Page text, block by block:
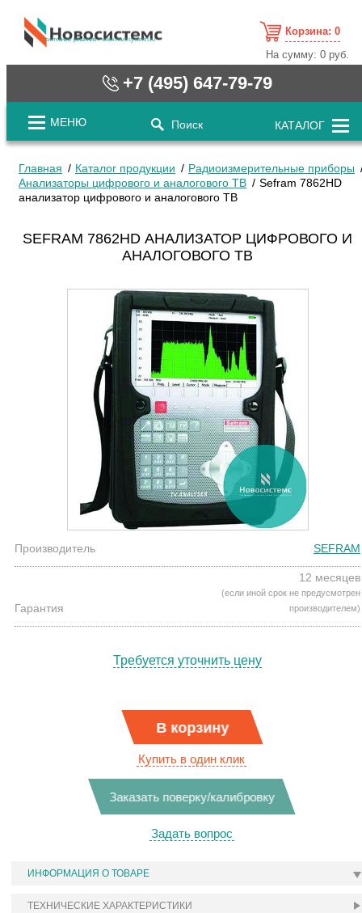
cистемные решения / www.novosystems.ru
Корзина: 0
На сумму:0 руб.
+7 (495) 647-79-79
МЕНЮ Поиск КАТАЛОГ
Главная Каталог продукции
Радиоизмерительные приборы
Анализаторы цифрового и аналогового ТВ
Sefram 7862HD
анализатор цифрового и аналогового ТВ
SEFRAM 7862HD АНАЛИЗАТОР ЦИФРОВОГО И
АНАЛОГОВОГО ТВ
Производитель SEFRAM
Гарантия
12 месяцев
(если иной срок не предусмотрен
производителем)
Требуется уточнить цену
В корзину
Купить в один клик
Заказать поверку/калибровку
Задать вопрос
ИНФОРМАЦИЯ О ТОВАРЕ
ТЕХНИЧЕСКИЕ ХАРАКТЕРИСТИКИ